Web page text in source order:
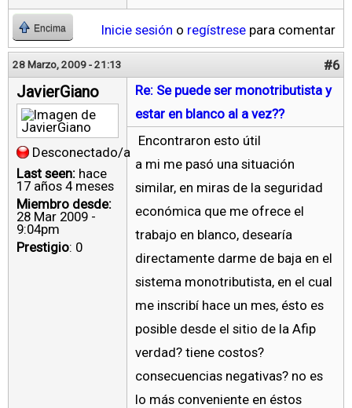
Encima Inicie sesión o regístrese para comentar
28 Marzo, 2009 - 21:13 #6
JavierGiano
Desconectado/a
Last seen: hace
17 años 4 meses
Miembro desde:
28 Mar 2009 -
9:04pm
Prestigio: 0
Re: Se puede ser monotributista y
estar en blanco al a vez??
Encontraron esto útil
a mi me pasó una situación
similar, en miras de la seguridad
económica que me ofrece el
trabajo en blanco, desearía
directamente darme de baja en el
sistema monotributista, en el cual
me inscribí hace un mes, ésto es
posible desde el sitio de la Afip
verdad? tiene costos?
consecuencias negativas? no es
lo más conveniente en éstos